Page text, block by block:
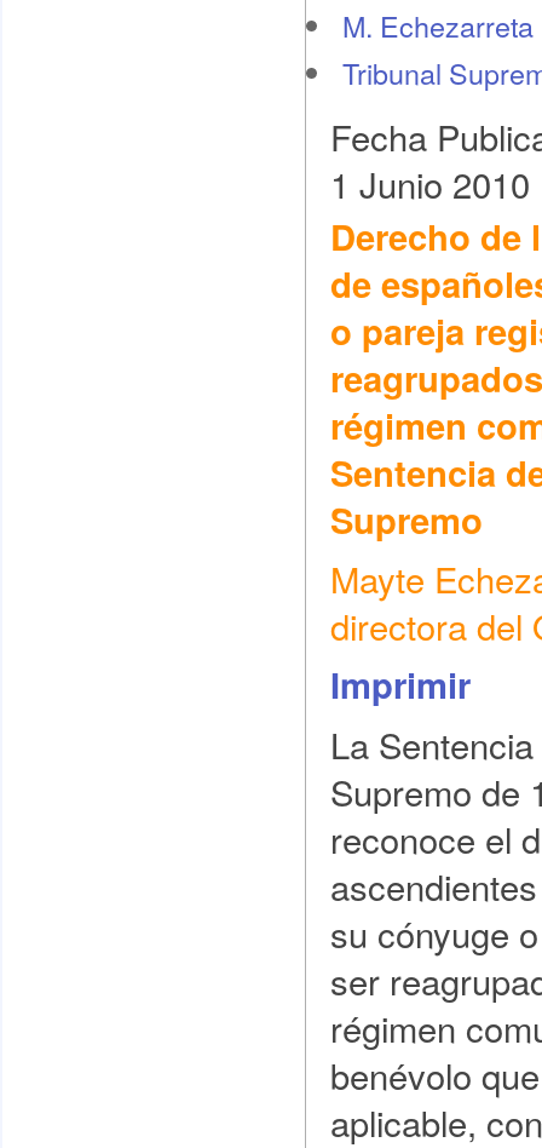
M. Echezarreta
Tribunal
Fecha
1 Junio 2010
Derecho de
de
o pareja
régimen
Sentencia
Supremo
Mayte
directora del
Imprimir
La
Supremo de
reconoce el
su cónyuge
ser
régimen
benévolo
aplicable,